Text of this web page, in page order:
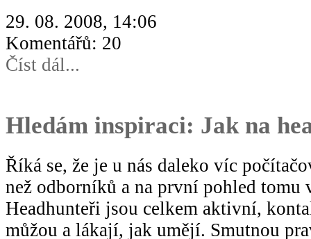
29. 08. 2008, 14:06
Komentářů: 20
Číst dál...
Hledám inspiraci: Jak na
Říká se, že je u nás daleko víc
než odborníků a na první pohled tomu
Headhunteři jsou celkem aktivní,
můžou a lákají, jak umějí. Smutnou